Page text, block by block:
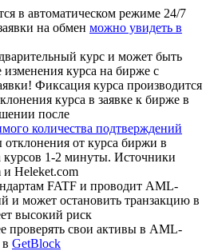
в автоматическом режиме 24/7
на обмен можно увидеть в
курс и может быть
изменения курса на бирже с
Фиксация курса производится
курса в заявке к бирже в
после
количества подтверждений
от курса биржи в
курсов 1-2 минуты. Источники
и Heleket.com
FATF и проводит AML-
и может остановить транзакцию в
высокий риск
проверять свои активы в AML-
GetBlock